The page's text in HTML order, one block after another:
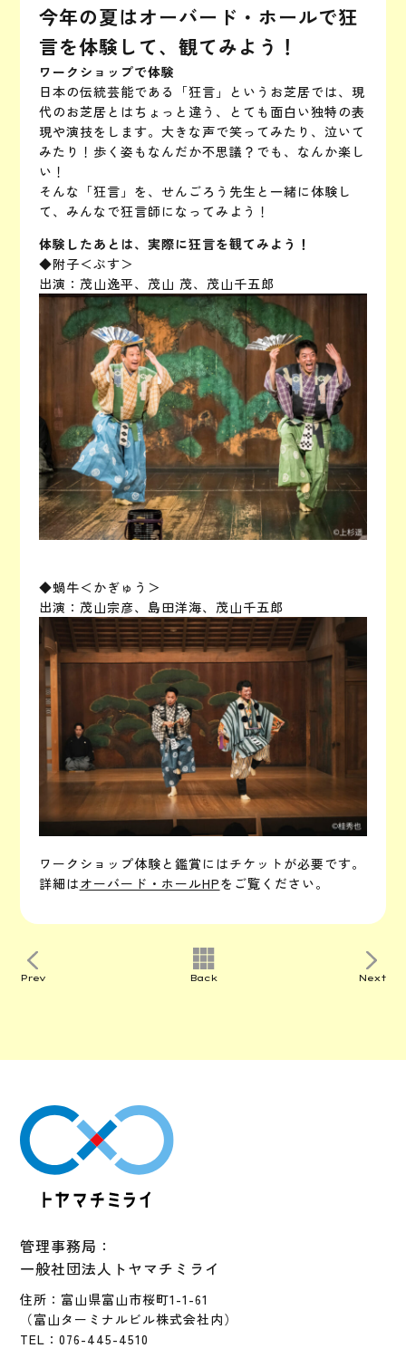
今年の夏はオーバード・ホールで狂
言を体験して、観てみよう！
ワークショップで体験
日本の伝統芸能である「狂言」というお芝居では、現
代のお芝居とはちょっと違う、とても面白い独特の表
現や演技をします。大きな声で笑ってみたり、泣いて
みたり！歩く姿もなんだか不思議？でも、なんか楽し
い！
そんな「狂言」を、せんごろう先生と一緒に体験し
て、みんなで狂言師になってみよう！
体験したあとは、実際に狂言を観てみよう！
◆附子＜ぶす＞
出演：茂山逸平、茂山 茂、茂山千五郎
◆蝸牛＜かぎゅう＞
出演：茂山宗彦、島田洋海、茂山千五郎
ワークショップ体験と鑑賞にはチケットが必要です。
詳細はオーバード・ホールHPをご覧ください。
Prev Back Next
管理事務局：
一般社団法人トヤマチミライ
住所：富山県富山市桜町1-1-61
（富山ターミナルビル株式会社内）
TEL：076-445-4510